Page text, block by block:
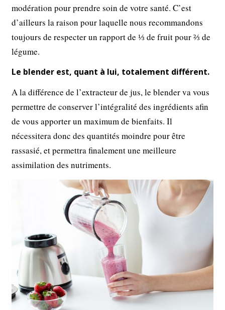
modération pour prendre soin de votre santé. C’est
d’ailleurs la raison pour laquelle nous recommandons
toujours de respecter un rapport de ⅓ de fruit pour ⅔ de
légume.
Le blender est, quant à lui, totalement différent.
A la différence de l’extracteur de jus, le blender va vous
permettre de conserver l’intégralité des ingrédients afin
de vous apporter un maximum de bienfaits. Il
nécessitera donc des quantités moindre pour être
rassasié, et permettra finalement une meilleure
assimilation des nutriments.